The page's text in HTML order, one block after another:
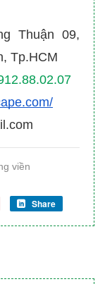
Thuận 09,
Tp.HCM
viền
Share